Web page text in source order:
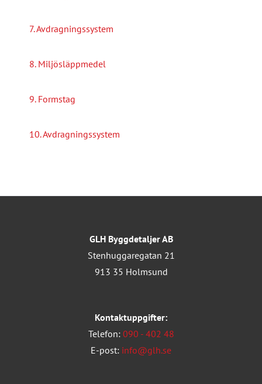
7. Avdragningssystem
8. Miljösläppmedel
9. Formstag
10. Avdragningssystem
GLH Byggdetaljer AB
Stenhuggaregatan 21
913 35 Holmsund
Kontaktuppgifter:
Telefon: 090 - 402 48
E-post: info@glh.se